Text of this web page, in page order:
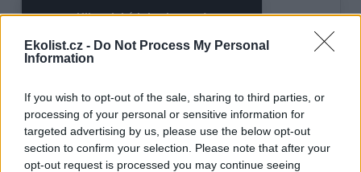
Ekolist.cz - Do Not Process My Personal
Information
If you wish to opt-out of the sale, sharing to third parties, or
processing of your personal or sensitive information for
targeted advertising by us, please use the below opt-out
section to confirm your selection. Please note that after your
opt-out request is processed you may continue seeing